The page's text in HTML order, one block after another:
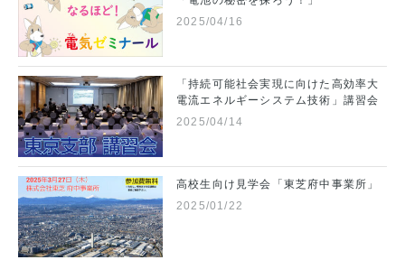
2025/04/16
「持続可能社会実現に向けた高効率大
電流エネルギーシステム技術」講習会
2025/04/14
高校生向け見学会「東芝府中事業所」
2025/01/22